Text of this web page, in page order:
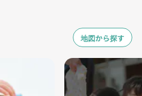
地図から探す